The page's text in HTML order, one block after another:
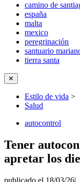
camino de
españa
malta
mexico
peregrinación
santuario
tierra santa
✕
Estilo de vida >
Salud
autocontrol
Tener
apretar los
publicado el 18/03/26|